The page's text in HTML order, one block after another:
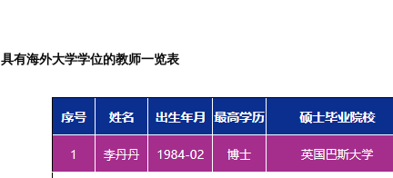
具有海外大学学位的教师一览表